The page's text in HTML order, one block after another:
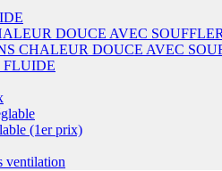
DOUCE AVEC
CHALEUR DOUCE AVEC
(1er prix)
ventilation